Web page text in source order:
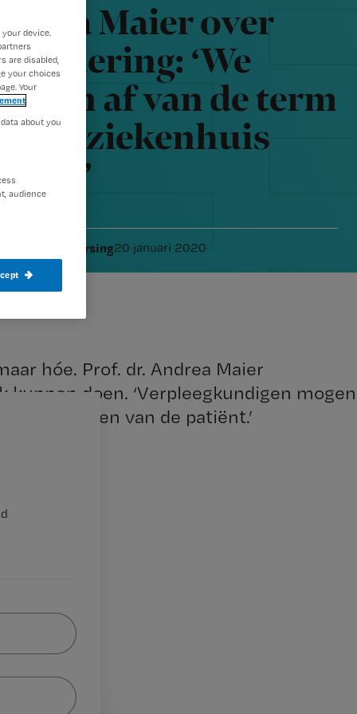
Maier over
‘We
af van de term
het ziekenhuis
Redactie Nursing20 januari 2020
hóe. Prof. dr. Andrea Maier
doen. ‘Verpleegkundigen mogen
mobiliseren van de patiënt.’
device.
are disabled,
your choices
Your
about you
audience